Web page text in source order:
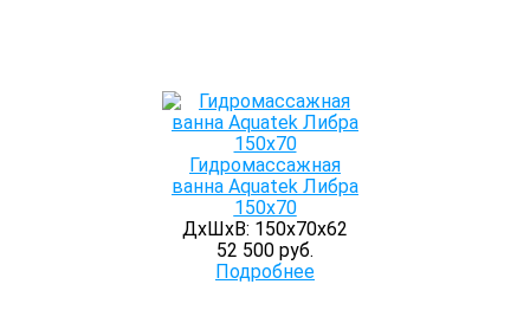
Гидромассажная
ванна Aquatek Либра
150x70
ДхШхВ: 150х70х62
52 500 руб.
Подробнее